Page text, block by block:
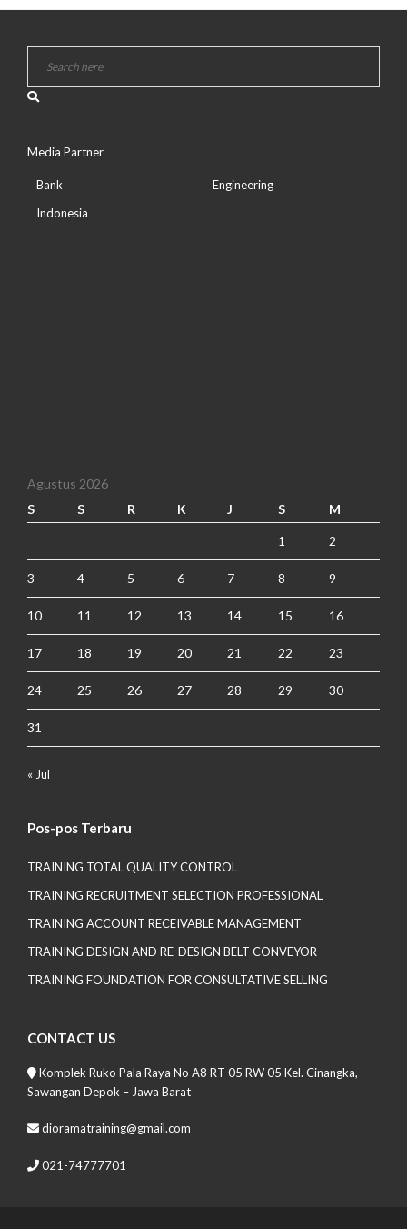
Media Partner
Bank
Indonesia
Engineering
Agustus 2026
S
S R K J S M
1 2
3 4 5 6 7 8 9
10 11 12 13 14 15 16
17 18 19 20 21 22 23
24 25 26 27 28 29 30
31
« Jul
Pos-pos Terbaru
TRAINING TOTAL QUALITY CONTROL
TRAINING RECRUITMENT SELECTION PROFESSIONAL
TRAINING ACCOUNT RECEIVABLE MANAGEMENT
TRAINING DESIGN AND RE-DESIGN BELT CONVEYOR
TRAINING FOUNDATION FOR CONSULTATIVE SELLING
CONTACT US
Komplek Ruko Pala Raya No A8 RT 05 RW 05 Kel. Cinangka,
Sawangan Depok – Jawa Barat
dioramatraining@gmail.com
021-74777701